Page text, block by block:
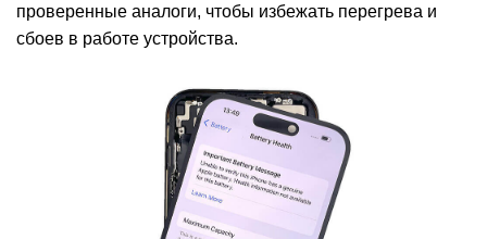
проверенные аналоги, чтобы избежать перегрева и
сбоев в работе устройства.